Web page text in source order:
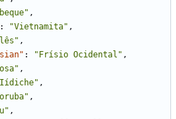
,
: "Vietnamita" ,
,
: "Frísio Ocidental" ,
,
,
,
,